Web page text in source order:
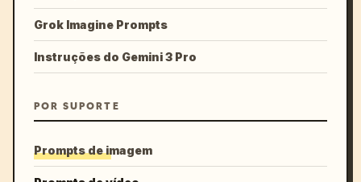
Grok Imagine Prompts
Instruções do Gemini 3 Pro
POR SUPORTE
Prompts de imagem